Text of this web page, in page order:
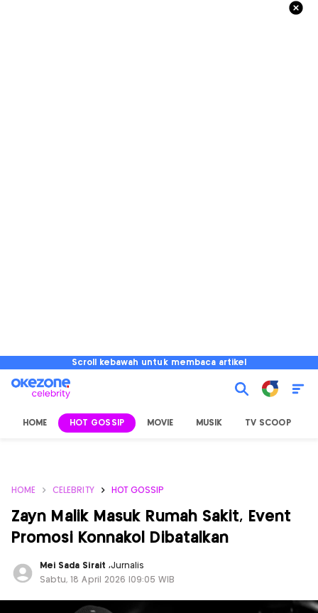
Scroll kebawah untuk membaca artikel
HOME HOT GOSSIP MOVIE MUSIK TV SCOOP
HOME CELEBRITY HOT GOSSIP
Zayn Malik Masuk Rumah Sakit, Event
Promosi Konnakol Dibatalkan
Mei Sada Sirait ,Jurnalis
Sabtu, 18 April 2026 |09:05 WIB